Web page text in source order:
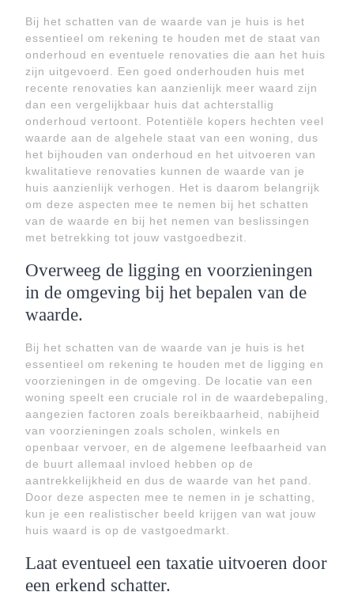
Bij het schatten van de waarde van je huis is het
essentieel om rekening te houden met de staat van
onderhoud en eventuele renovaties die aan het huis
zijn uitgevoerd. Een goed onderhouden huis met
recente renovaties kan aanzienlijk meer waard zijn
dan een vergelijkbaar huis dat achterstallig
onderhoud vertoont. Potentiële kopers hechten veel
waarde aan de algehele staat van een woning, dus
het bijhouden van onderhoud en het uitvoeren van
kwalitatieve renovaties kunnen de waarde van je
huis aanzienlijk verhogen. Het is daarom belangrijk
om deze aspecten mee te nemen bij het schatten
van de waarde en bij het nemen van beslissingen
met betrekking tot jouw vastgoedbezit.
Overweeg de ligging en voorzieningen
in de omgeving bij het bepalen van de
waarde.
Bij het schatten van de waarde van je huis is het
essentieel om rekening te houden met de ligging en
voorzieningen in de omgeving. De locatie van een
woning speelt een cruciale rol in de waardebepaling,
aangezien factoren zoals bereikbaarheid, nabijheid
van voorzieningen zoals scholen, winkels en
openbaar vervoer, en de algemene leefbaarheid van
de buurt allemaal invloed hebben op de
aantrekkelijkheid en dus de waarde van het pand.
Door deze aspecten mee te nemen in je schatting,
kun je een realistischer beeld krijgen van wat jouw
huis waard is op de vastgoedmarkt.
Laat eventueel een taxatie uitvoeren door
een erkend schatter.